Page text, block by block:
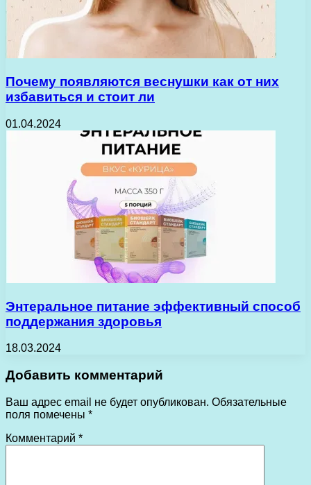
Почему появляются веснушки как от них
избавиться и стоит ли
01.04.2024
Энтеральное питание эффективный способ
поддержания здоровья
18.03.2024
Добавить комментарий
Ваш адрес email не будет опубликован. Обязательные
поля помечены *
Комментарий *